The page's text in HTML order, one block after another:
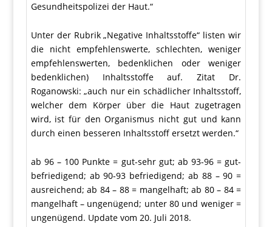
Gesundheitspolizei der Haut.“
Unter der Rubrik „Negative Inhaltsstoffe“ listen wir
die nicht empfehlenswerte, schlechten, weniger
empfehlenswerten, bedenklichen oder weniger
bedenklichen) Inhaltsstoffe auf. Zitat Dr.
Roganowski: „auch nur ein schädlicher Inhaltsstoff,
welcher dem Körper über die Haut zugetragen
wird, ist für den Organismus nicht gut und kann
durch einen besseren Inhaltsstoff ersetzt werden.“
ab 96 – 100 Punkte = gut-sehr gut; ab 93-96 = gut-
befriedigend; ab 90-93 befriedigend; ab 88 – 90 =
ausreichend; ab 84 – 88 = mangelhaft; ab 80 – 84 =
mangelhaft – ungenügend; unter 80 und weniger =
ungenügend. Update vom 20. Juli 2018.